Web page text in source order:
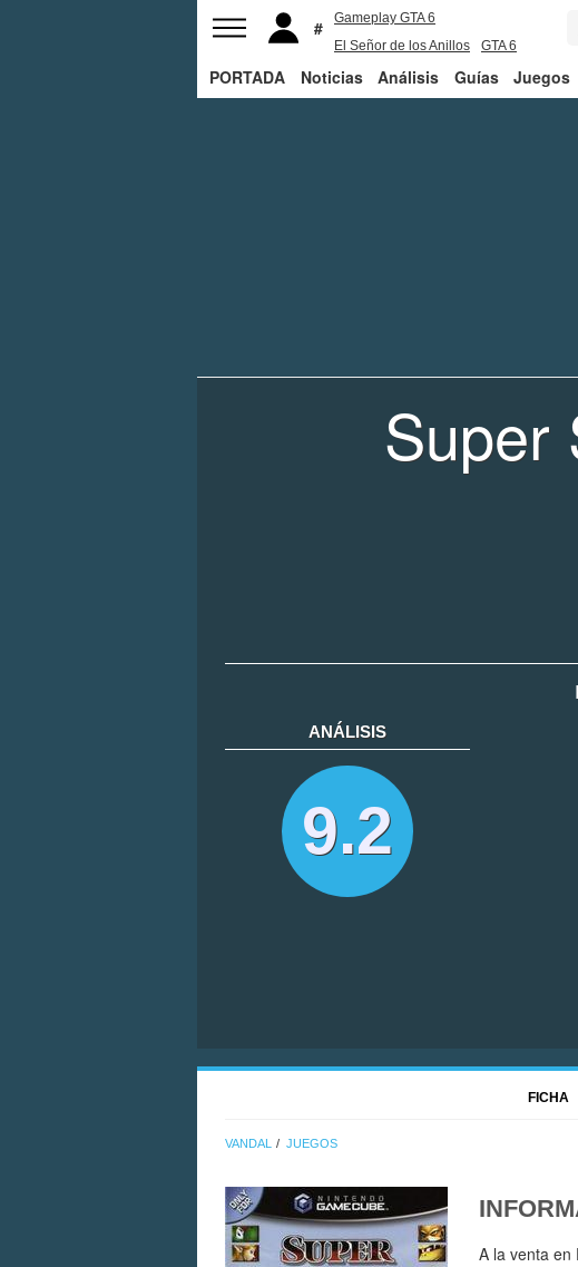
Gameplay GTA 6
El Señor de los Anillos
GTA 6
PS5
PORTADA Noticias Análisis Guías Juegos
Super
ANÁLISIS
9.2
FICHA
VANDAL JUEGOS
A la venta en